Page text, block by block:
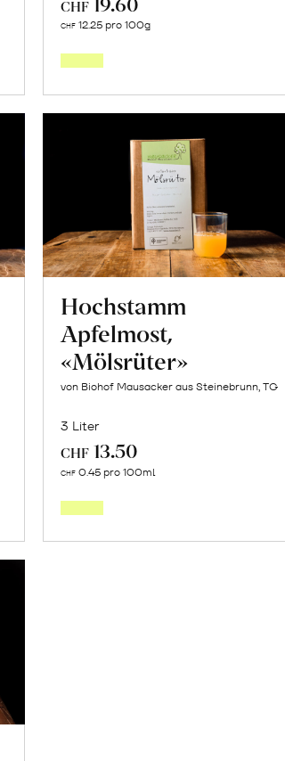
CHF
CHF 12.25 pro 100g
Hochstamm
Apfelmost,
«Mölsrüter»
von Biohof Mausacker aus Steinebrunn, TG
3 Liter
CHF 13.50
CHF 0.45 pro 100ml